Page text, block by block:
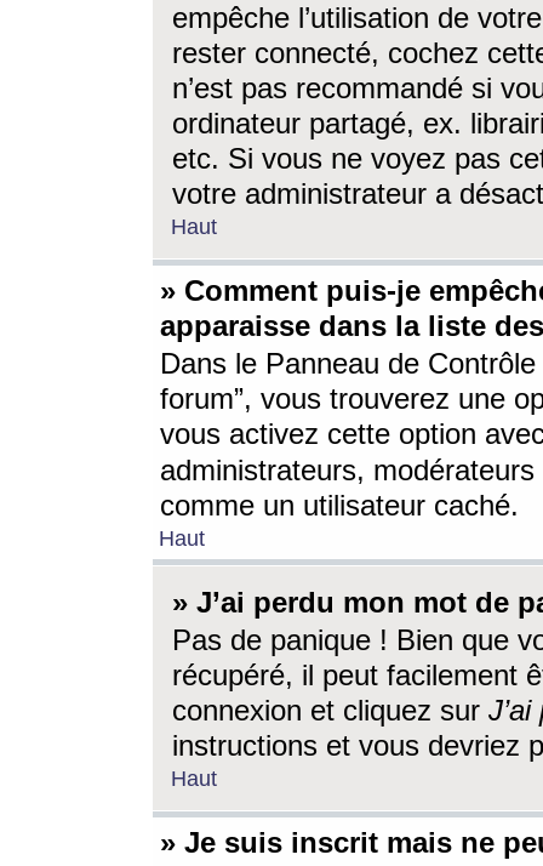
empêche l’utilisation de
rester connecté, cochez
n’est pas recommandé si
ordinateur partagé, ex.
etc. Si vous ne voyez pas
votre administrateur a
Haut
» Comment puis-je
apparaisse dans la liste
Dans le Panneau de
forum”, vous trouverez une
vous activez cette option
administrateurs,
comme un utilisateur caché.
Haut
» J’ai perdu mon mot de
Pas de panique ! Bien que
récupéré, il peut facilement
connexion et cliquez sur
instructions et vous devriez
Haut
» Je suis inscrit mais ne